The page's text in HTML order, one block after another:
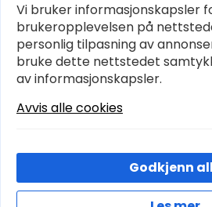
KJØPSVILKÅR OG
PERSONVERN
Vi bruker informasjonskapsler
brukeropplevelsen på
personlig tilpasning av
bruke dette nettstedet
av informasjonskapsler.
Avvis alle cookies
Godkjenn